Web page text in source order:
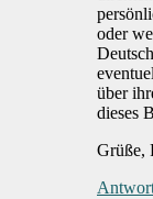
oder
über
dieses
Grüße,